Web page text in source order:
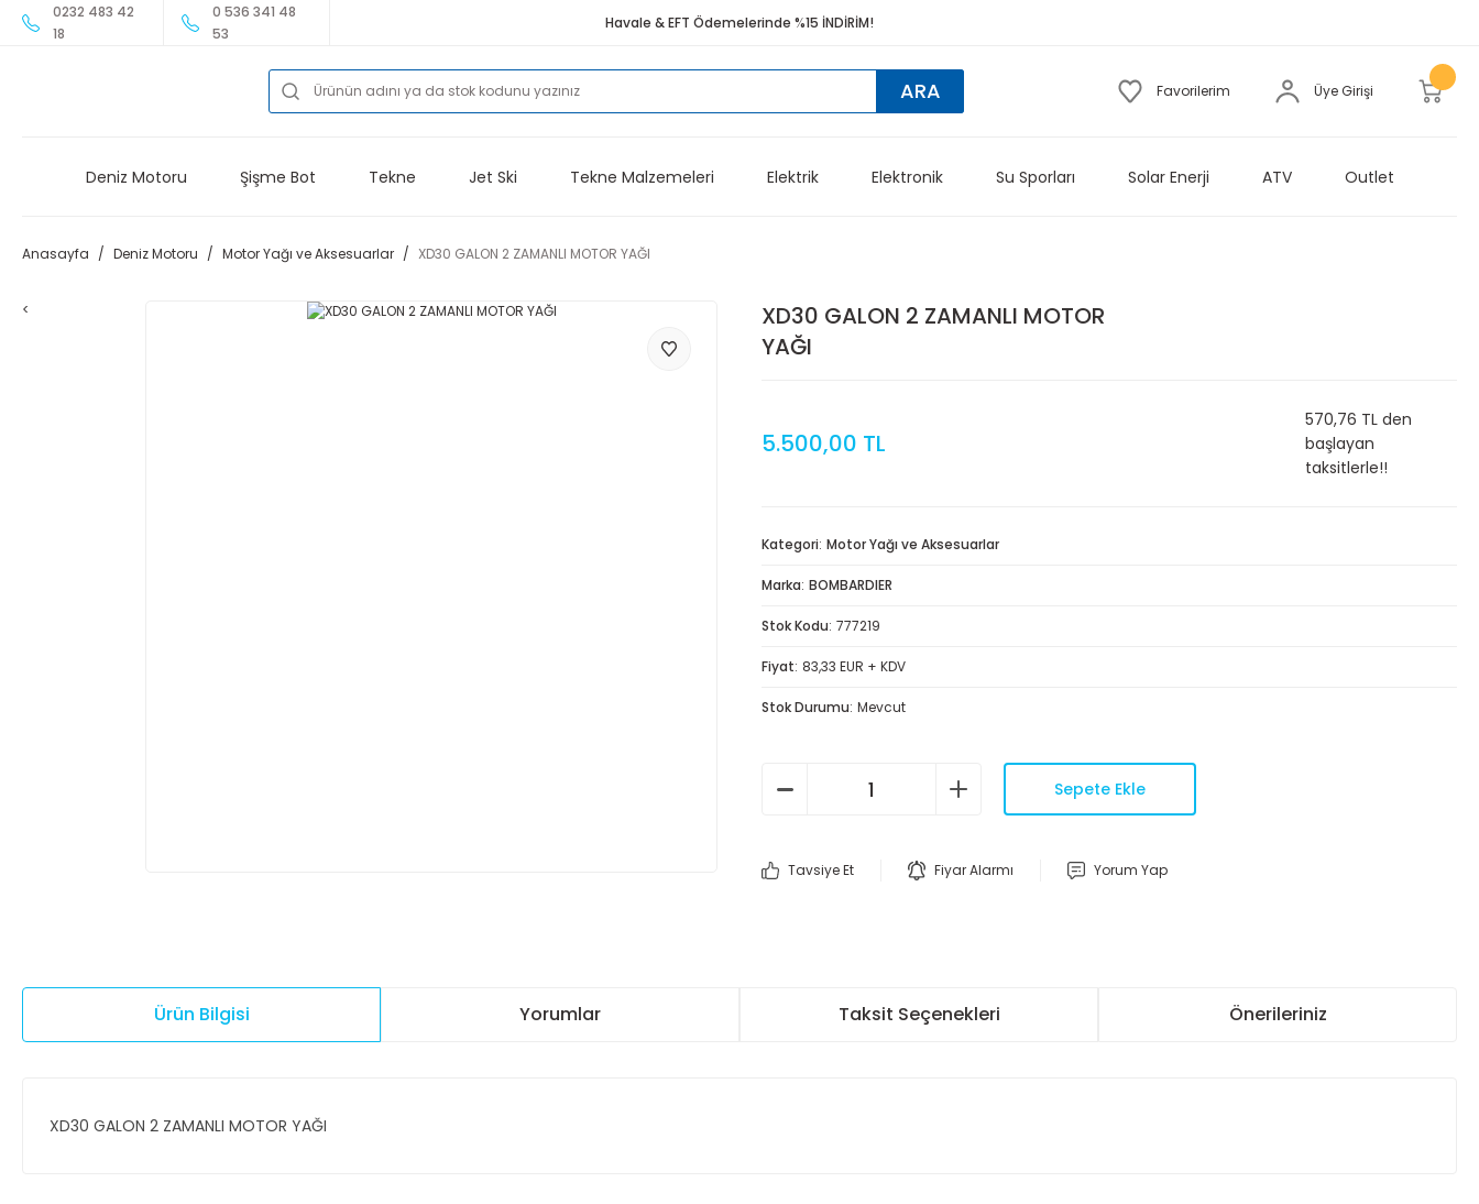
0232 483 42
18
0 536 341 48
53
Havale & EFT Ödemelerinde %15 İNDİRİM!
ARA Favorilerim Üye Girişi
Deniz Motoru Şişme Bot Tekne Jet Ski Tekne Malzemeleri Elektrik Elektronik Su Sporları Solar Enerji ATV Outlet
Anasayfa Deniz Motoru Motor Yağı ve Aksesuarlar XD30 GALON 2 ZAMANLI MOTOR YAĞI
<
XD30 GALON 2 ZAMANLI MOTOR
YAĞI
5.500,00 TL
570,76 TL den
başlayan
taksitlerle!!
Kategori Motor Yağı ve Aksesuarlar
Marka BOMBARDIER
Stok Kodu 777219
Fiyat 83,33 EUR + KDV
Stok Durumu Mevcut
Sepete Ekle
Tavsiye Et Fiyar Alarmı Yorum Yap
Ürün Bilgisi Yorumlar Taksit Seçenekleri Önerileriniz
XD30 GALON 2 ZAMANLI MOTOR YAĞI